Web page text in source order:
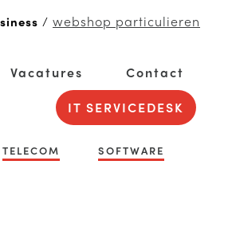
Vacatures
Contact
IT SERVICEDESK
TELECOM SOFTWARE
/ webshop particulieren